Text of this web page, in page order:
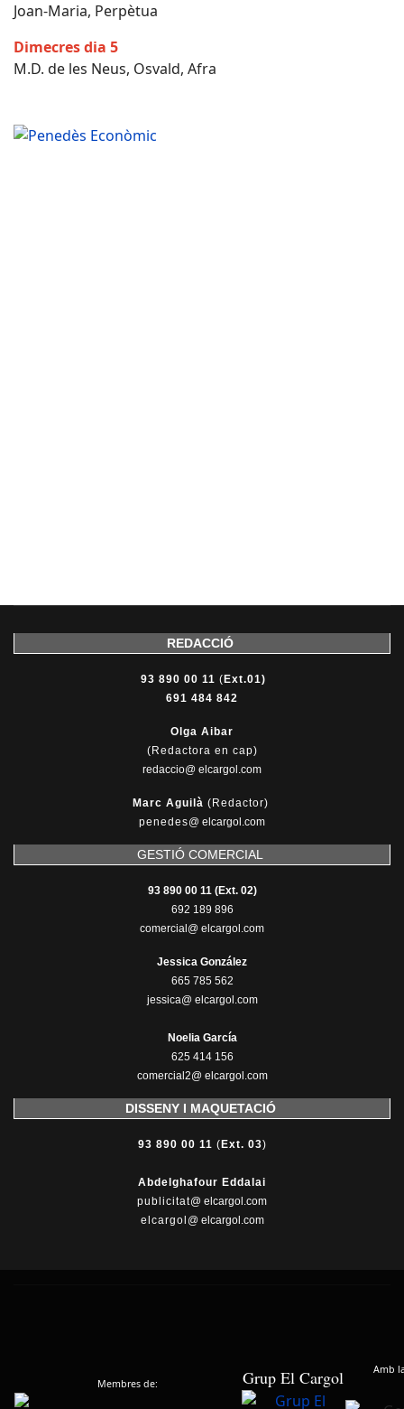
Joan-Maria, Perpètua
Dimecres dia 5
M.D. de les Neus, Osvald, Afra
REDACCIÓ
93 890 00 11 ( Ext.01)
691 484 842
Olga Aibar
(Redactora en cap)
redaccio@ elcargol.com
Marc Aguilà (Redactor)
penedes@ elcargol.com
GESTIÓ COMERCIAL
93 890 00 11 (Ext. 02)
692 189 896
comercial@ elcargol.com
Jessica González
665 785 562
jessica@ elcargol.com
Noelia García
625 414 156
comercial2@ elcargol.com
DISSENY I MAQUETACIÓ
93 890 00 11 ( Ext. 03)
Abdelghafour Eddalai
publicitat@ elcargol.com
elcargol @ elcargol.com
Membres de: Grup El Cargol Amb